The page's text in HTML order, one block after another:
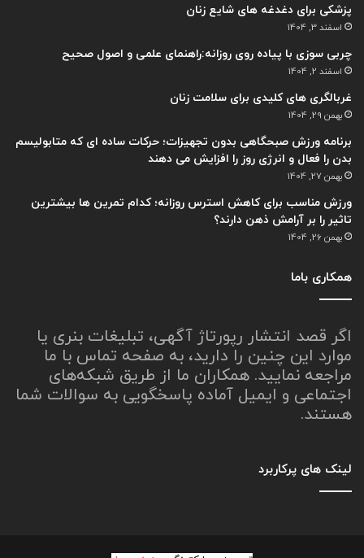
پزشکی برای دغدغه های شایع زنان
اسفند 3, 1404
چربی سوزی با پیاده روی روزانه:راهنمای علمی و اصول صحیح
اسفند 2, 1404
غربالگری های کلیدی برای سلامت زنان
بهمن 29, 1404
برنامه ورزش صبحگاهی بدون تجهیزات؛ حرکات ساده ای که متابولیسم
بدن را فعال و انرژی روز را افزایش می دهند
بهمن 27, 1404
ورزش مناسب برای کاهش استرس روزانه؛ کدام تمرین ها بیشترین
تاثیر را بر آرامش ذهن دارند؟
بهمن 26, 1404
همکاری باما
اگر قصد انتشار رپورتاژ آگهی، تبلیغات بنری یا
موارد این چنین را دارید، به صفحه تماس با ما
مراجعه نمایید. همکاران ما از طریق شبکه‌های
اجتماعی و ایمیل آماده پاسخگویی به سوالات شما
هستند.
لینک های پرکاربرد